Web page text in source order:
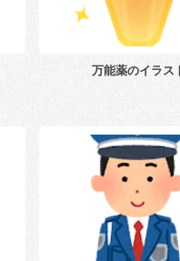
万能薬のイラス